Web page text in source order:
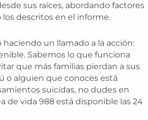
sus raíces, abordando factores
descritos en el informe.
haciendo un llamado a la acción:
Sabemos lo que funciona
que más familias pierdan a sus
o alguien que conoces está
suicidas, no dudes en
de vida 988 está disponible las 24